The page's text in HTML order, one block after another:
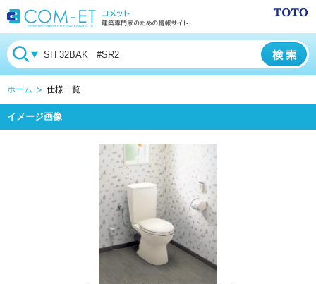
ホーム 仕様一覧
イメージ画像